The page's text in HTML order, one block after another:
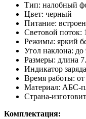
Тип: налобный
Цвет: черный
Питание:
Световой поток:
Режимы: яркий
Угол наклона: до
Размеры: длина
Индикатор
Время работы: от
Материал: АБС-
Страна-
Комплектация: